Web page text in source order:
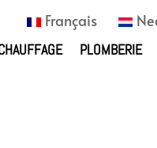
Français
PLOMBERIE